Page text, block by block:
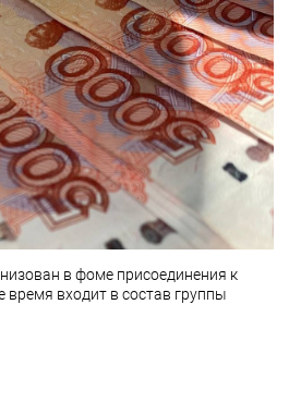
в фоме присоединения к
время входит в состав группы